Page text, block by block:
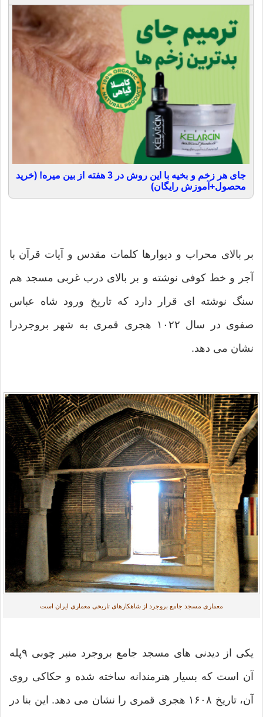
جای هر زخم و بخیه با این روش در 3 هفته از بین میره! (خرید
محصول+آموزش رایگان)
بر بالای محراب و دیوارها كلمات مقدس و آیات قرآن با
آجر و خط كوفی نوشته و بر بالای درب غربی مسجد هم
سنگ نوشته ای قرار دارد كه تاریخ ورود شاه عباس
صفوی در سال ۱۰۲۲ هجری قمری به شهر بروجردرا
نشان می دهد.
معماری مسجد جامع بروجرد از شاهكارهای تاریخی معماری ایران است
یكی از دیدنی های مسجد جامع بروجرد منبر چوبی ۹پله
آن است كه بسیار هنرمندانه ساخته شده و حكاكی روی
آن، تاریخ ۱۶۰۸ هجری قمری را نشان می دهد. این بنا در